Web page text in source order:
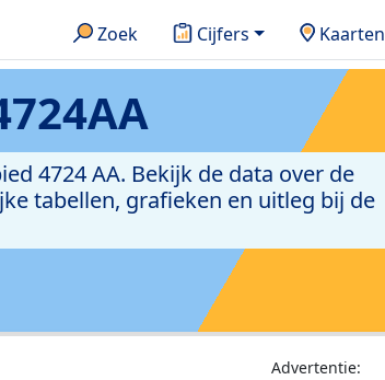
Zoek Cijfers Kaarten
4724 AA. Bekijk de data over de
tabellen, grafieken en uitleg bij de
Advertentie: